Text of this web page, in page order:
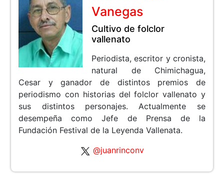
Vanegas
Cultivo de folclor
vallenato
Periodista, escritor y cronista,
natural de Chimichagua,
Cesar y ganador de distintos premios de
periodismo con historias del folclor vallenato y
sus distintos personajes. Actualmente se
desempeña como Jefe de Prensa de la
Fundación Festival de la Leyenda Vallenata.
@juanrinconv